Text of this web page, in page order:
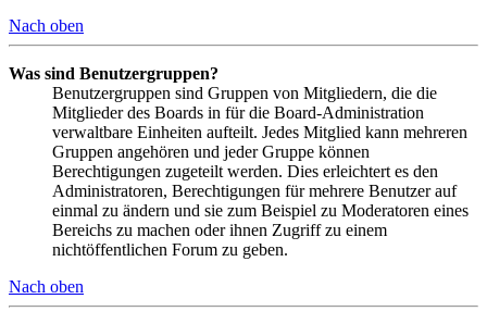
Nach oben
Was sind Benutzergruppen?
Benutzergruppen sind Gruppen von Mitgliedern, die die
Mitglieder des Boards in für die Board-Administration
verwaltbare Einheiten aufteilt. Jedes Mitglied kann mehreren
Gruppen angehören und jeder Gruppe können
Berechtigungen zugeteilt werden. Dies erleichtert es den
Administratoren, Berechtigungen für mehrere Benutzer auf
einmal zu ändern und sie zum Beispiel zu Moderatoren eines
Bereichs zu machen oder ihnen Zugriff zu einem
nichtöffentlichen Forum zu geben.
Nach oben